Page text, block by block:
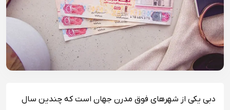
دبی یکی از شهرهای فوق مدرن جهان است که چندین سال